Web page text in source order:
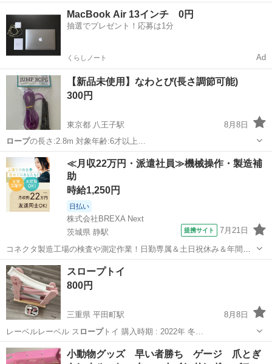
す。 ●表… 千葉市 成田駅 メンテナンス用品
MacBook Air 13インチ 0円
抽選でプレゼント！応募は1分
くらしノート Ad
【新品未使用】なわとび(長さ調節可能)
300円
東京都 八王子駅
8月8日
ロープ
の長さ:2.8m 対象年齢:6才以上…
東京 八王子市 八王子駅 その他 ロープ
≪月収22万円・派遣社員≫機械操作・製造補
助
時給1,250円
日払い
株式会社BREXA Next
茨城県 静駅
提携サイト 7月21日
コネクタ製造工場の検査や測定作業！日勤専属＆土日祝休み＆年間休
日128日★クリーンルーム内作業★マイカー通勤OK＆無料駐車場あり
★就業先食堂利用可！日払い制度あり！《茨城県常陸大宮市》 人気の
工場のお仕事 ◇コネクタ製造工...
茨城 常陸大宮市 静駅
スロープトイ
800円
三重県 平田町駅
8月8日
レーベルレーベル ス ロープ トイ 購入時期 : 2022年 冬…
三重 鈴鹿市 平田町駅 おもちゃ スロープ
小動物グッズ 早い者勝ち ゲージ 爪とぎ